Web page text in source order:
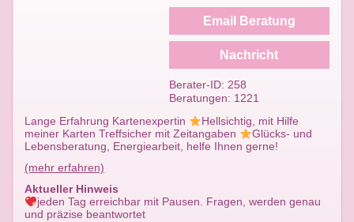
Lange Erfahrung Kartenexpertin
Hellsichtig, mit Hilfe
meiner Karten Treffsicher mit Zeitangaben
Glücks- und
Lebensberatung, Energiearbeit, helfe Ihnen gerne!
(mehr erfahren)
Aktueller Hinweis
jeden Tag erreichbar mit Pausen. Fragen, werden genau
und präzise beantwortet
Email Beratung
Nachricht
Berater-ID: 258
Beratungen: 1221